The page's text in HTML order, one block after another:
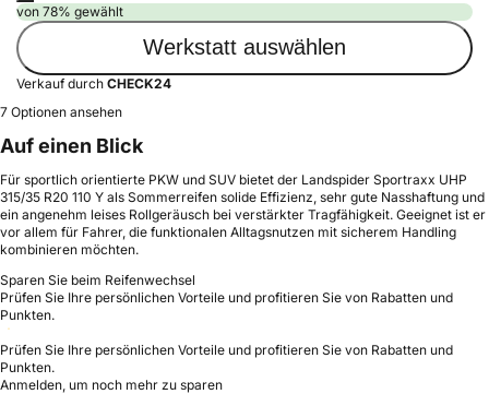
von 78% gewählt
Werkstatt auswählen
Verkauf durch CHECK24
7 Optionen ansehen
Auf einen Blick
Für sportlich orientierte PKW und SUV bietet der Landspider Sportraxx UHP
315/35 R20 110 Y als Sommerreifen solide Effizienz, sehr gute Nasshaftung und
ein angenehm leises Rollgeräusch bei verstärkter Tragfähigkeit. Geeignet ist er
vor allem für Fahrer, die funktionalen Alltagsnutzen mit sicherem Handling
kombinieren möchten.
Sparen Sie beim Reifenwechsel
Prüfen Sie Ihre persönlichen Vorteile und profitieren Sie von Rabatten und
Punkten.
Prüfen Sie Ihre persönlichen Vorteile und profitieren Sie von Rabatten und
Punkten.
Anmelden, um noch mehr zu sparen